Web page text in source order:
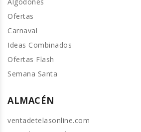
Ofertas
Carnaval
Ideas Combinados
Ofertas Flash
Semana Santa
ALMACÉN
ventadetelasonline.com